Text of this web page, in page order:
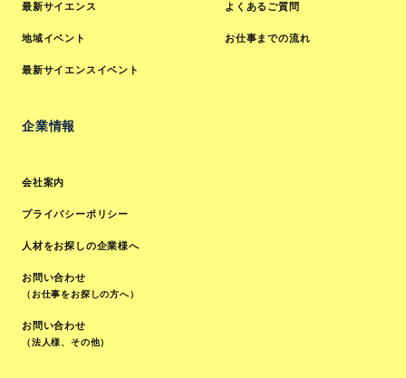
最新サイエンス
地域イベント
最新サイエンスイベント
よくあるご質問
お仕事までの流れ
企業情報
会社案内
プライバシーポリシー
人材をお探しの企業様へ
お問い合わせ
（お仕事をお探しの方へ）
お問い合わせ
（法人様、その他）